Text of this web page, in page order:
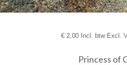
€2,00 Incl. btw Excl.
Princess of